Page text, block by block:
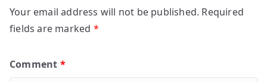
Your email address will not be published. Required
fields are marked *
Comment *